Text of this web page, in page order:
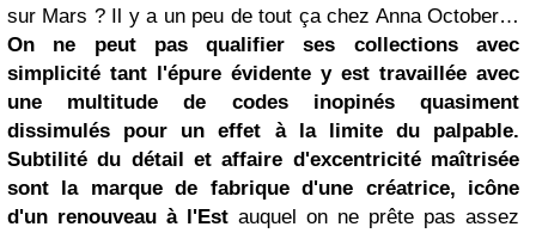
sur Mars ? Il y a un peu de tout ça chez Anna October…
On ne peut pas qualifier ses collections avec
simplicité tant l'épure évidente y est travaillée avec
une multitude de codes inopinés quasiment
dissimulés pour un effet à la limite du palpable.
Subtilité du détail et affaire d'excentricité maîtrisée
sont lamarque de fabrique d'une créatrice, icône
d'un renouveau à l'Est auquel on ne prête pas assez